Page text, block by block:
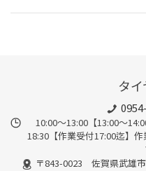
タ
10:00～13:00【13:00～
18:30【作業受付17:00迄】
〒843-0023 佐賀県武雄